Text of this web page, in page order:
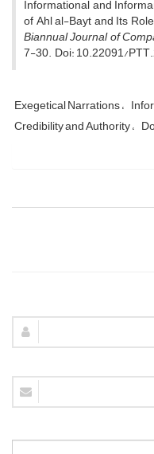
Informational and
of Ahl al-Bayt and Its
Biannual Journal of
7-30. Doi: 10.22091/
Exegetical Narrations
Credibility and Authority